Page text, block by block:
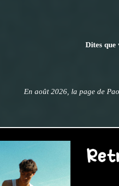
Dites que
En août 2026, la page de